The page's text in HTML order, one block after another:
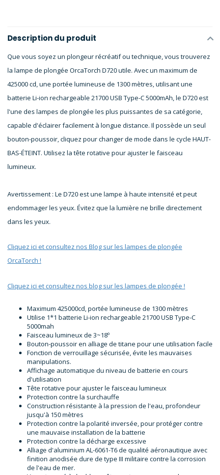
Description du produit
Que vous soyez un plongeur récréatif ou technique, vous trouverez
la lampe de plongée OrcaTorch D720 utile. Avec un maximum de
425000 cd, une portée lumineuse de 1300 mètres, utilisant une
batterie Li-ion rechargeable 21700 USB Type-C 5000mAh, le D720 est
l'une des lampes de plongée les plus puissantes de sa catégorie,
capable d'éclairer facilement à longue distance. Il possède un seul
bouton-poussoir, cliquez pour changer de mode dans le cycle HAUT-
BAS-ÉTEINT. Utilisez la tête rotative pour ajuster le faisceau
lumineux.
Avertissement : Le D720 est une lampe à haute intensité et peut
endommager les yeux. Évitez que la lumière ne brille directement
dans les yeux.
Cliquez ici et consultez nos Blog sur les lampes de plongée
OrcaTorch !
Cliquez ici et consultez nos blog sur les lampes de plongée !
Maximum 425000cd, portée lumineuse de 1300 mètres
Utilise 1*1 batterie Li-ion rechargeable 21700 USB Type-C
5000mah
Faisceau lumineux de 3~18º
Bouton-poussoir en alliage de titane pour une utilisation facile
Fonction de verrouillage sécurisée, évite les mauvaises
manipulations.
Affichage automatique du niveau de batterie en cours
d'utilisation
Tête rotative pour ajuster le faisceau lumineux
Protection contre la surchauffe
Construction résistante à la pression de l'eau, profondeur
jusqu'à 150 mètres
Protection contre la polarité inversée, pour protéger contre
une mauvaise installation de la batterie
Protection contre la décharge excessive
Alliage d'aluminium AL-6061-T6 de qualité aéronautique avec
finition anodisée dure de type III militaire contre la corrosion
de l'eau de mer.